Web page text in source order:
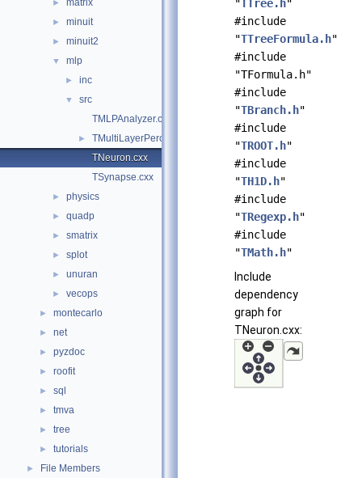
► matrix
► minuit
► minuit2
▼ mlp
► inc
▼
src
TMLPAnalyzer.cxx
►
TMultiLayerPerceptron.cxx
TNeuron.cxx
TSynapse.cxx
► physics
► quadp
► smatrix
► splot
► unuran
► vecops
► montecarlo
► net
► pyzdoc
► roofit
► sql
► tmva
► tree
► tutorials
► File Members
"TTree.h"
#include
"TTreeFormula.h"
#include
"TFormula.h"
#include
"TBranch.h"
#include
"TROOT.h"
#include
"TH1D.h"
#include
"TRegexp.h"
#include
"TMath.h"
Include
dependency
graph for
TNeuron.cxx: